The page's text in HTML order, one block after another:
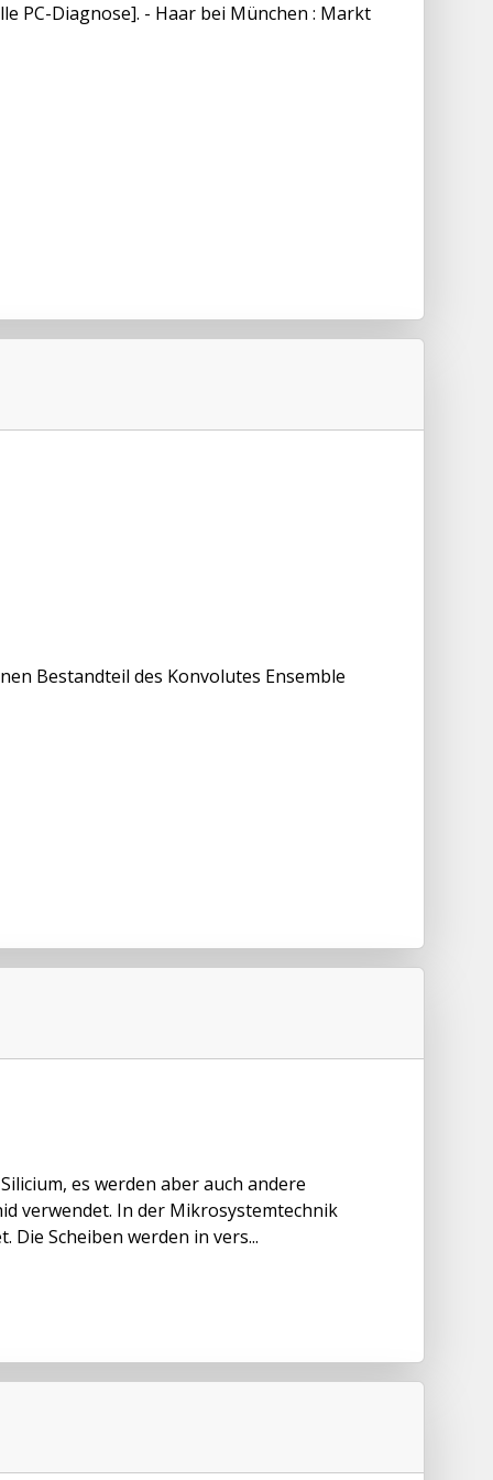
PC-Diagnose]. - Haar bei München : Markt
Bestandteil des Konvolutes Ensemble
es werden aber auch andere
verwendet. In der Mikrosystemtechnik
Die Scheiben werden in vers...